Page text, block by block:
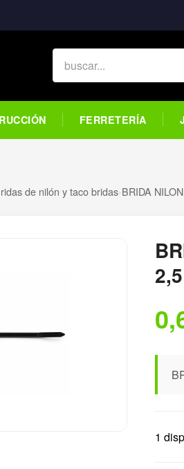
FERRETERÍA
de nilón y taco bridas›BRIDA
2,5
1